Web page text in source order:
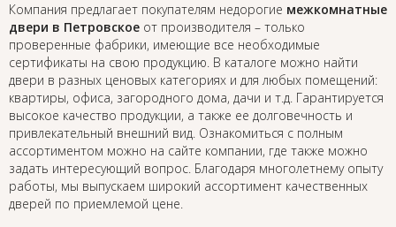
Компания предлагает покупателям недорогие межкомнатные
двери в Петровское от производителя – только
проверенные фабрики, имеющие все необходимые
сертификаты на свою продукцию. В каталоге можно найти
двери в разных ценовых категориях и для любых помещений:
квартиры, офиса, загородного дома, дачи и т.д. Гарантируется
высокое качество продукции, а также ее долговечность и
привлекательный внешний вид. Ознакомиться с полным
ассортиментом можно на сайте компании, где также можно
задать интересующий вопрос. Благодаря многолетнему опыту
работы, мы выпускаем широкий ассортимент качественных
дверей по приемлемой цене.